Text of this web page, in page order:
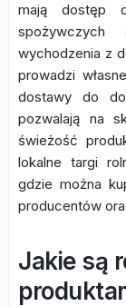
mają dostęp
spożywczych
wychodzenia z
prowadzi
dostawy do
pozwalają na
świeżość
lokalne targi
gdzie można
producentów
Jakie są